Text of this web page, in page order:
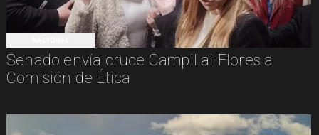
Senado envía cruce Campillai-Flores a
Comisión de Ética